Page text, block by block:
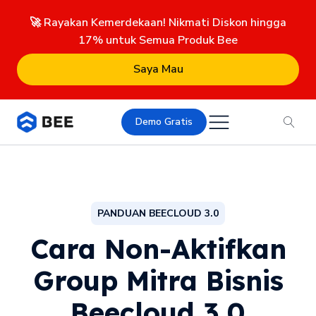
🚀 Rayakan Kemerdekaan! Nikmati Diskon hingga
17% untuk Semua Produk Bee
Saya Mau
Demo Gratis
PANDUAN BEECLOUD 3.0
Cara Non-Aktifkan
Group Mitra Bisnis